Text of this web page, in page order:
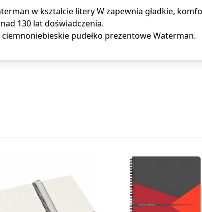
w kształcie litery W zapewnia gładkie,
130 lat doświadczenia.
pudełko prezentowe Waterman.